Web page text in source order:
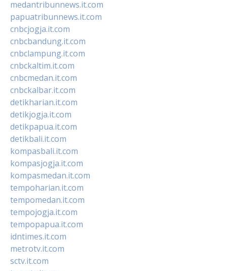
medantribunnews.it.com
papuatribunnews.it.com
cnbcjogja.it.com
cnbcbandung.it.com
cnbclampung.it.com
cnbckaltim.it.com
cnbcmedan.it.com
cnbckalbar.it.com
detikharian.it.com
detikjogja.it.com
detikpapua.it.com
detikbali.it.com
kompasbali.it.com
kompasjogja.it.com
kompasmedan.it.com
tempoharian.it.com
tempomedan.it.com
tempojogja.it.com
tempopapua.it.com
idntimes.it.com
metrotv.it.com
sctv.it.com